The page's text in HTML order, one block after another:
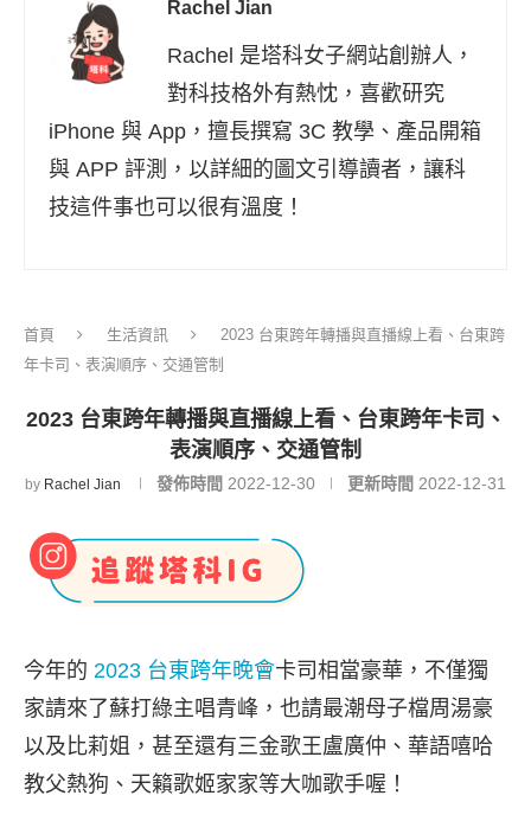
Rachel Jian
Rachel 是塔科女子網站創辦人，
對科技格外有熱忱，喜歡研究
iPhone 與 App，擅長撰寫 3C 教學、產品開箱
與 APP 評測，以詳細的圖文引導讀者，讓科
技這件事也可以很有溫度！
首頁 生活資訊
2023 台東跨年轉播與直播線上看、台東跨
年卡司、表演順序、交通管制
2023 台東跨年轉播與直播線上看、台東跨年卡司、
表演順序、交通管制
by Rachel Jian 發佈時間 2022-12-30 更新時間 2022-12-31
今年的 2023 台東跨年晚會卡司相當豪華，不僅獨
家請來了蘇打綠主唱青峰，也請最潮母子檔周湯豪
以及比莉姐，甚至還有三金歌王盧廣仲、華語嘻哈
教父熱狗、天籟歌姬家家等大咖歌手喔！